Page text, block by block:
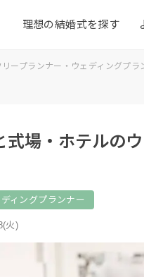
理想の結婚式を探す
リープランナー・ウェディングプラ
式場・ホテルの
ィングプランナー
火)